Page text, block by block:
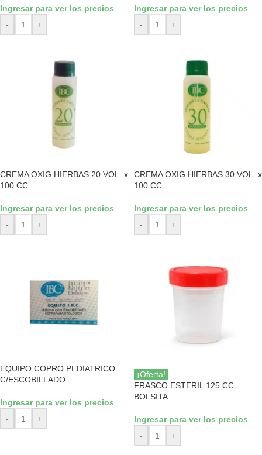
Ingresar para ver los precios
-
+
Ingresar para ver los precios
-
+
CREMA OXIG.HIERBAS 20 VOL. x
100 CC
Ingresar para ver los precios
-
+
CREMA OXIG.HIERBAS 30 VOL. x
100 CC.
Ingresar para ver los precios
-
+
EQUIPO COPRO PEDIATRICO
C/ESCOBILLADO
Ingresar para ver los precios
-
+
¡Oferta!
FRASCO ESTERIL 125 CC.
BOLSITA
Ingresar para ver los precios
-
+